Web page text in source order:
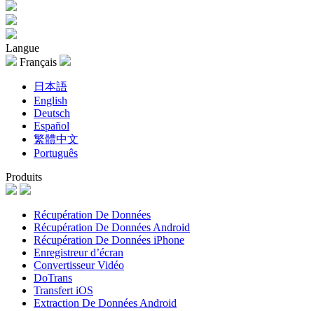
Langue
Français
日本語
English
Deutsch
Español
繁體中文
Português
Produits
Récupération De Données
Récupération De Données Android
Récupération De Données iPhone
Enregistreur d’écran
Convertisseur Vidéo
DoTrans
Transfert iOS
Extraction De Données Android